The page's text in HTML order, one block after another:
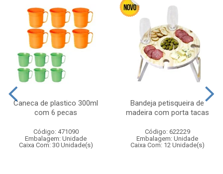
Caneca de plastico 300ml
com 6 pecas
Código: 471090
Embalagem: Unidade
Caixa Com: 30 Unidade(s)
Bandeja petisqueira de
madeira com porta tacas
Código: 622229
Embalagem: Unidade
Caixa Com: 12 Unidade(s)